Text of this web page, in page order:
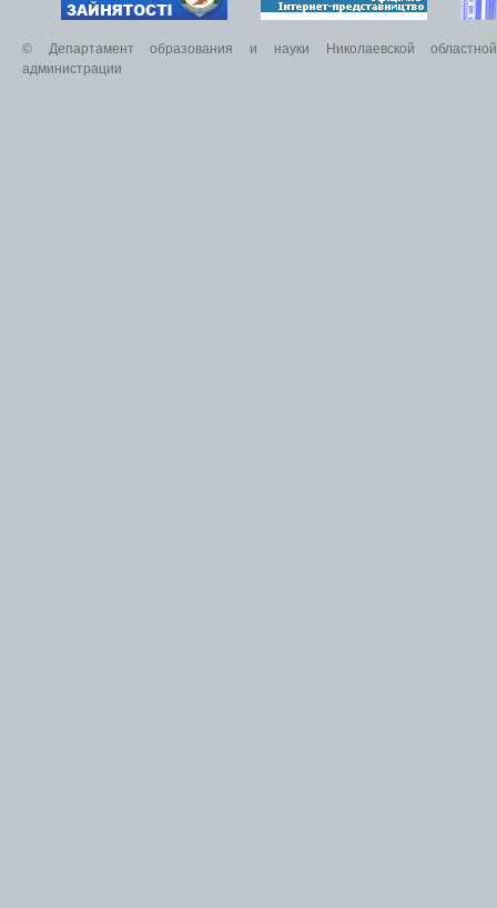
© Департамент образования и науки Николаевской областной
администрации